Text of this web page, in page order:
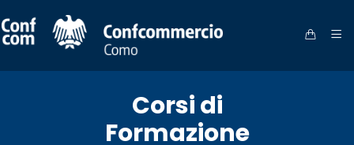
Corsi di
Formazione